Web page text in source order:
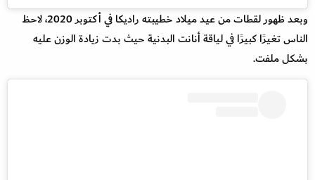
وبعد ظهور لقطات من عيد ميلاد خطيبته راديكا في أكتوبر 2020، لاحظ
الناس تغيرًا كبيرًا في لياقة أنانت البدنية حيث بدت زيادة الوزن عليه
بشكل ملفت.